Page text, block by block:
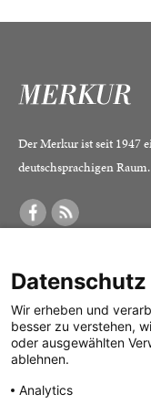
Der Merkur ist seit 1947
deutschsprachigen Raum.
Was ist der Merkur?
Herausgeber /
Redaktion
Verlag
Wir erheben und
besser zu verstehen,
oder ausgewählten
ablehnen.
Analytics